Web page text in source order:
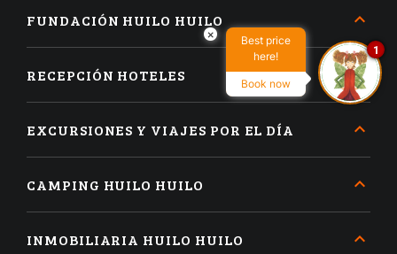
FUNDACIÓN HUILO HUILO
RECEPCIÓN HOTELES
EXCURSIONES Y VIAJES POR EL DÍA
CAMPING HUILO HUILO
INMOBILIARIA HUILO HUILO
×
Best price
here!
Book now
1